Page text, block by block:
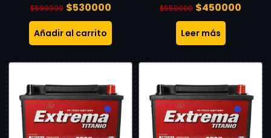
$590000 $530000
Añadir al carrito
$550000 $450000
Leer más